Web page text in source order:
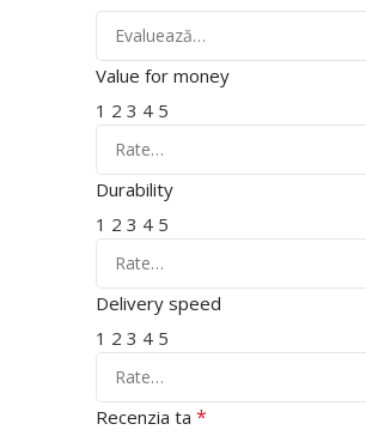
Value for money
1 2 3 4 5
Durability
1 2 3 4 5
Delivery speed
1 2 3 4 5
Recenzia ta *